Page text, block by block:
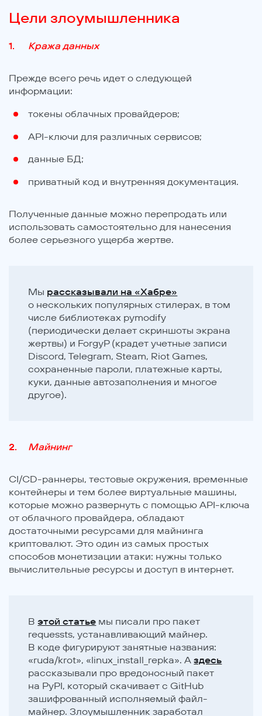
Цели злоумышленника
Кража данных
Прежде всего речь идет о следующей
информации:
токены облачных провайдеров;
API-ключи для различных сервисов;
данные БД;
приватный код и внутренняя документация.
Полученные данные можно перепродать или
использовать самостоятельно для нанесения
более серьезного ущерба жертве.
Мы рассказывали на «Хабре»
о нескольких популярных стилерах, в том
числе библиотеках pymodify
(периодически делает скриншоты экрана
жертвы) и ForgyP (крадет учетные записи
Discord, Telegram, Steam, Riot Games,
сохраненные пароли, платежные карты,
куки, данные автозаполнения и многое
другое).
Майнинг
CI/CD-раннеры, тестовые окружения, временные
контейнеры и тем более виртуальные машины,
которые можно развернуть с помощью API-ключа
от облачного провайдера, обладают
достаточными ресурсами для майнинга
криптовалют. Это один из самых простых
способов монетизации атаки: нужны только
вычислительные ресурсы и доступ в интернет.
Вэтой статье мы писали про пакет
requessts, устанавливающий майнер.
В коде фигурируют занятные названия:
«ruda/krot», «linux_install_repka». Аздесь
рассказывали про вредоносный пакет
на PyPI, который скачивает c GitHub
зашифрованный исполняемый файл-
майнер. Злоумышленник заработал